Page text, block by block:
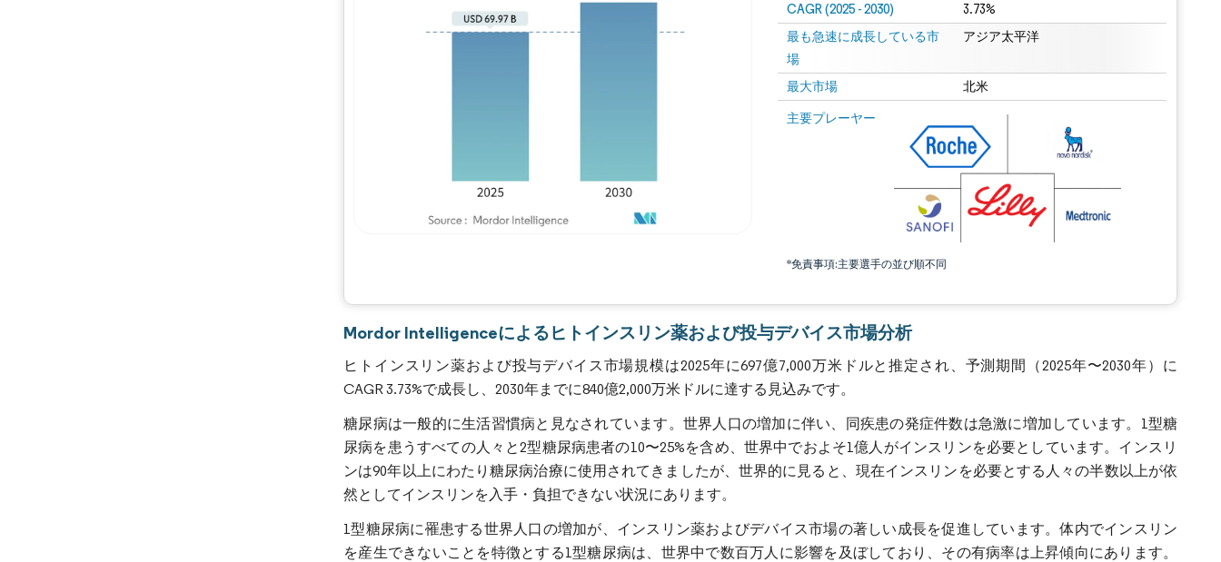
CAGR (2025 - 2030) 3.73%
最も急速に成長している市
場
アジア太平洋
最大市場 北米
主要プレーヤー
*免責事項:主要選手の並び順不同
Mordor Intelligenceによるヒトインスリン薬および投与デバイス市場分析
ヒトインスリン薬および投与デバイス市場規模は2025年に697億7,000万米ドルと推定され、予測期間（2025年〜2030年）に
CAGR 3.73%で成長し、2030年までに840億2,000万米ドルに達する見込みです。
糖尿病は一般的に生活習慣病と見なされています。世界人口の増加に伴い、同疾患の発症件数は急激に増加しています。1型糖
尿病を患うすべての人々と2型糖尿病患者の10〜25%を含め、世界中でおよそ1億人がインスリンを必要としています。インスリ
ンは90年以上にわたり糖尿病治療に使用されてきましたが、世界的に見ると、現在インスリンを必要とする人々の半数以上が依
然としてインスリンを入手・負担できない状況にあります。
1型糖尿病に罹患する世界人口の増加が、インスリン薬およびデバイス市場の著しい成長を促進しています。体内でインスリン
を産生できないことを特徴とする1型糖尿病は、世界中で数百万人に影響を及ぼしており、その有病率は上昇傾向にあります。